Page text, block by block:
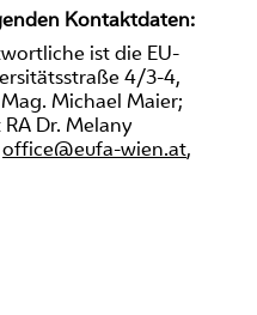
Kontaktdaten:
ist die EU-
4/3-4,
Michael Maier;
Dr. Melany
office@eufa-wien.at,